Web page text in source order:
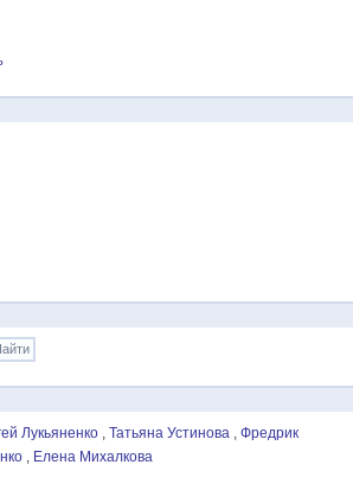
Лукьяненко Татьяна Устинова
Фредрик
Елена Михалкова